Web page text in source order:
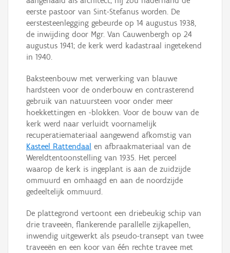
eerste pastoor van Sint-Stefanus worden. De
eerstesteenlegging gebeurde op 14 augustus 1938,
de inwijding door Mgr. Van Cauwenbergh op 24
augustus 1941; de kerk werd kadastraal ingetekend
in 1940.
Baksteenbouw met verwerking van blauwe
hardsteen voor de onderbouw en contrasterend
gebruik van natuursteen voor onder meer
hoekkettingen en -blokken. Voor de bouw van de
kerk werd naar verluidt voornamelijk
recuperatiemateriaal aangewend afkomstig van
Kasteel Rattendaal en afbraakmateriaal van de
Wereldtentoonstelling van 1935. Het perceel
waarop de kerk is ingeplant is aan de zuidzijde
ommuurd en omhaagd en aan de noordzijde
gedeeltelijk ommuurd.
De plattegrond vertoont een driebeukig schip van
drie traveeën, flankerende parallelle zijkapellen,
inwendig uitgewerkt als pseudo-transept van twee
traveeën en een koor van één rechte travee met